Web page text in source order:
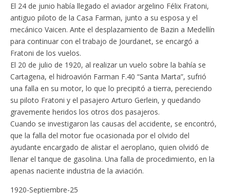
El 24 de junio había llegado el aviador argelino Félix Fratoni,
antiguo piloto de la Casa Farman, junto a su esposa y el
mecánico Vaicen. Ante el desplazamiento de Bazin a Medellín
para continuar con el trabajo de Jourdanet, se encargó a
Fratoni de los vuelos.
El 20 de julio de 1920, al realizar un vuelo sobre la bahía se
Cartagena, el hidroavión Farman F.40 “Santa Marta”, sufrió
una falla en su motor, lo que lo precipitó a tierra, pereciendo
su piloto Fratoni y el pasajero Arturo Gerlein, y quedando
gravemente heridos los otros dos pasajeros.
Cuando se investigaron las causas del accidente, se encontró,
que la falla del motor fue ocasionada por el olvido del
ayudante encargado de alistar el aeroplano, quien olvidó de
llenar el tanque de gasolina. Una falla de procedimiento, en la
apenas naciente industria de la aviación.
1920-Septiembre-25